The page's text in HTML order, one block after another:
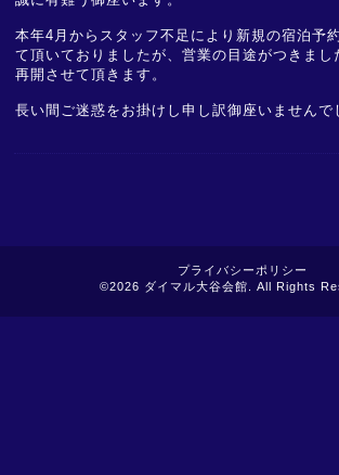
本年4 月からスタッフ不足により新規の宿泊予
て頂いておりましたが、営業の目途がつきまし
再開させて頂きます。
長い間ご迷惑をお掛けし申し訳御座いませんで
プライバシーポリシー
©2026 ダイマル大谷会館 . All Rights